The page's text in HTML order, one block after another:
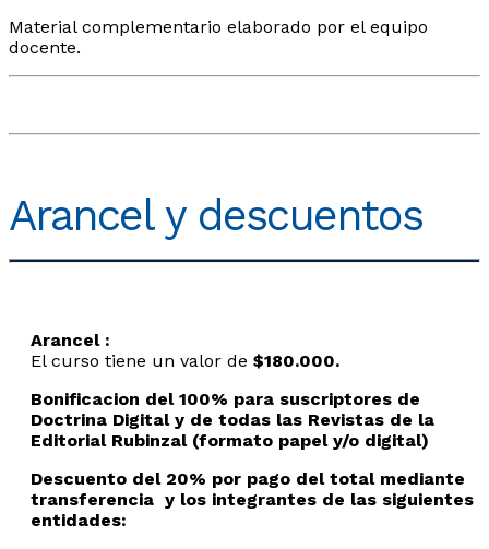
Material complementario elaborado por el equipo
docente.
Arancel y descuentos
Arancel :
El curso tiene un valor de $180.000.
Bonificacion del 100% para suscriptores de
Doctrina Digital y de todas las Revistas de la
Editorial Rubinzal (formato papel y/o digital)
Descuento del 20% por pago del total mediante
transferencia y los integrantes de las siguientes
entidades: